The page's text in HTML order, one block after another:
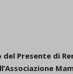
Presente di